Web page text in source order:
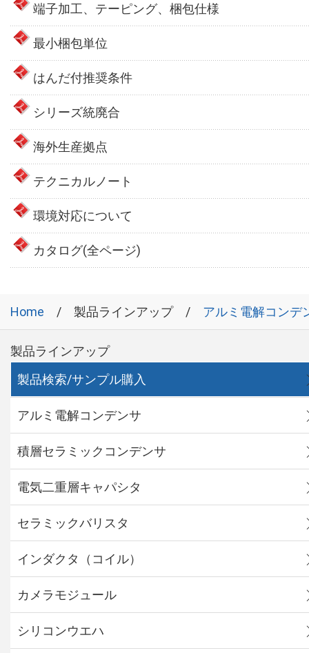
端子加工、テーピング、梱包仕様
最小梱包単位
はんだ付推奨条件
シリーズ統廃合
海外生産拠点
テクニカルノート
環境対応について
カタログ(全ページ)
Home 製品ラインアップ アルミ電解コンデ
製品ラインアップ
製品検索/サンプル購入
アルミ電解コンデンサ
積層セラミックコンデンサ
電気二重層キャパシタ
セラミックバリスタ
インダクタ（コイル）
カメラモジュール
シリコンウエハ